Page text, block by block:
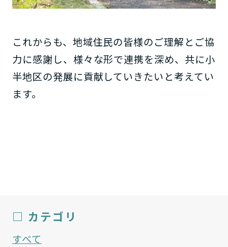
これからも、地域住民の皆様のご理解とご協
力に感謝し、様々な形で連携を深め、共に小
半地区の発展に貢献していきたいと考えてい
ます。
□ カテゴリ
すべて